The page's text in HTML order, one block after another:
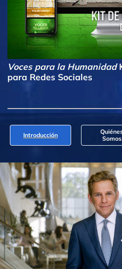
Voces para la Humanidad
para Redes Sociales
Introducción
Somos